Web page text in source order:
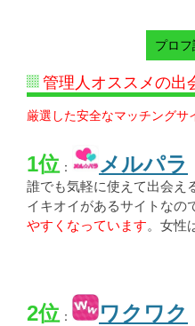
プロ
管理人オススメの出
厳選した安全なマッチングサ
1位 ： メルパラ
誰でも気軽に使えて出会え
イキオイがあるサイトなの
やすくなっています。女性
2位 ： ワクワク